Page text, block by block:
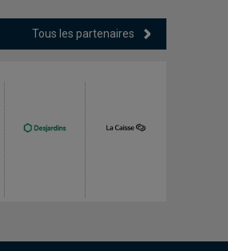
Tous les partenaires